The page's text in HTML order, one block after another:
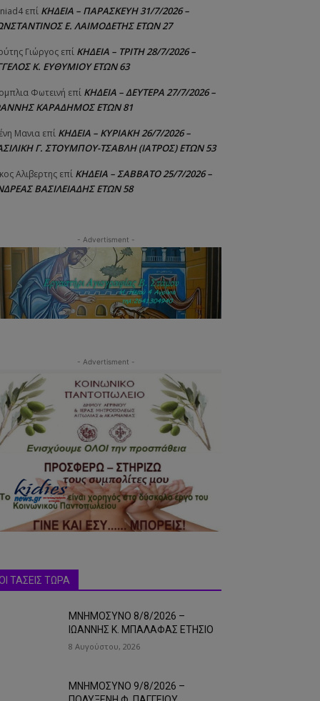
επί ΚΗΔΕΙΑ – ΠΑΡΑΣΚΕΥΗ 31/7/2026 –
Ε. ΛΑΙΜΟΔΕΤΗΣ ΕΤΩΝ 27
Γιώργος επί ΚΗΔΕΙΑ – ΤΡΙΤΗ 28/7/2026 –
Κ. ΕΥΘΥΜΙΟΥ ΕΤΩΝ 63
Φωτεινή επί ΚΗΔΕΙΑ – ΔΕΥΤΕΡΑ 27/7/2026 –
ΚΑΡΑΔΗΜΟΣ ΕΤΩΝ 81
Μανια επί ΚΗΔΕΙΑ – ΚΥΡΙΑΚΗ 26/7/2026 –
Γ. ΣΤΟΥΜΠΟΥ-ΤΣΑΒΛΗ (ΙΑΤΡΟΣ) ΕΤΩΝ 53
Αλιβερτης επί ΚΗΔΕΙΑ – ΣΑΒΒΑΤΟ 25/7/2026 –
ΒΑΣΙΛΕΙΑΔΗΣ ΕΤΩΝ 58
- Advertisment -
- Advertisment -
ΤΑΣΕΙΣ ΤΩΡΑ
ΜΝΗΜΟΣΥΝΟ 8/8/2026 –
ΙΩΑΝΝΗΣ Κ. ΜΠΑΛΑΦΑΣ ΕΤΗΣΙΟ
8 Αυγούστου, 2026
ΜΝΗΜΟΣΥΝΟ 9/8/2026 –